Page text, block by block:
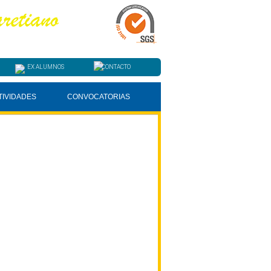
EX ALUMNOS CONTACTO
CONVOCATORIAS